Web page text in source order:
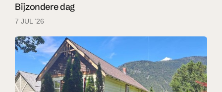
Bijzondere dag
7 JUL ’26